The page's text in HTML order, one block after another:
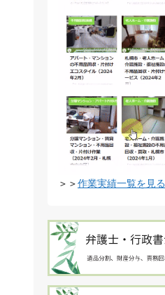
＞＞作業実績一覧を見る